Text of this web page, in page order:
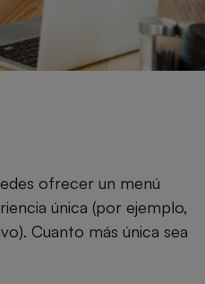
ofrecer un menú
única (por ejemplo,
Cuanto más única sea